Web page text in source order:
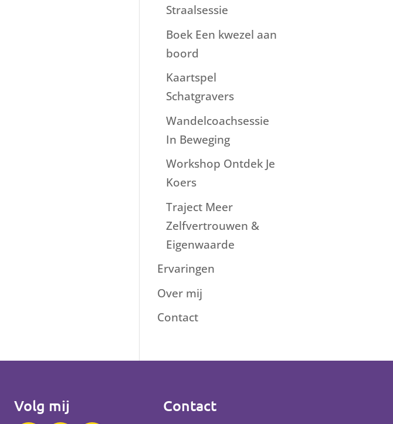
Straalsessie
Boek Een kwezel aan
boord
Kaartspel
Schatgravers
Wandelcoachsessie
In Beweging
Workshop Ontdek Je
Koers
Traject Meer
Zelfvertrouwen &
Eigenwaarde
Ervaringen
Over mij
Contact
Volg mij Contact